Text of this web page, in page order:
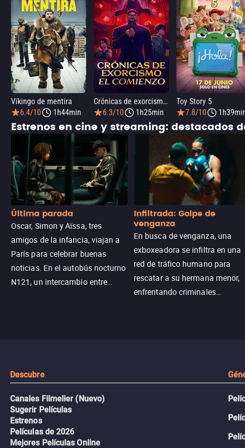
Vikingo de mentira
6.4/10
1h44min
Crónicas de exorcismo: El comienzo
6.3/10
1h25min
Toy Story 5
7.8/10
Estrenos en cine y streaming: destacados
Última parada
Oscar, Simon y Aïssa, tres
amigos de la infancia, viajan a
París para celebrar buenas
noticias. En el autobús nocturno
N121, un intercambio entre
Infiltrada: Golpe de
venganza
En busca de venganza, una
exboxeadora se infiltra en una
red de tráfico humano para
rescatar a su hermana menor,
enfrentando criminales
Descubre
Canales Filmelier (Nuevo)
Sugerir Películas
Estrenos
Películas de 2026
Mejores Películas Online